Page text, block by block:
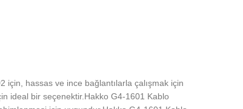
için, hassas ve ince bağlantılarla çalışmak için
ideal bir seçenektir.Hakko G4-1601 Kablo